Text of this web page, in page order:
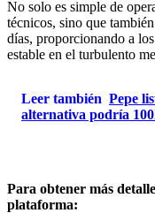
No solo es simple de
técnicos, sino que
días, proporcionando a
estable en el turbulento
Leer también Pepe
alternativa podría
Para obtener más
plataforma: